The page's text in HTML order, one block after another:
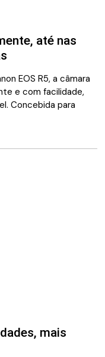
até nas
EOS R5, a câmara
e com facilidade,
Concebida para
mais